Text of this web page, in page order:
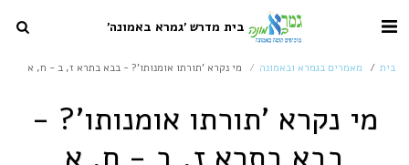
בית מדרש 'גמרא באמונה'
בית מאמרים בגמרא ובאמונה מי נקרא 'תורתו אומנותו'? - בבא בתרא ז, ב - ח, א
מי נקרא 'תורתו אומנותו'? -